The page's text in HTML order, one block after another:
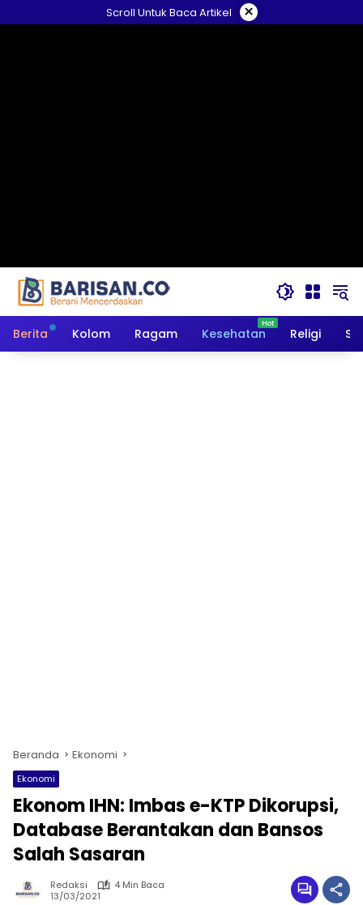
ke
Scroll Untuk Baca Artikel ×
Berita Kolom Ragam Kesehatan Religi
Beranda Ekonomi
Ekonomi
Ekonom IHN: Imbas e-KTP Dikorupsi,
Database Berantakan dan Bansos
Salah Sasaran
Redaksi
4 Min Baca
13/03/2021